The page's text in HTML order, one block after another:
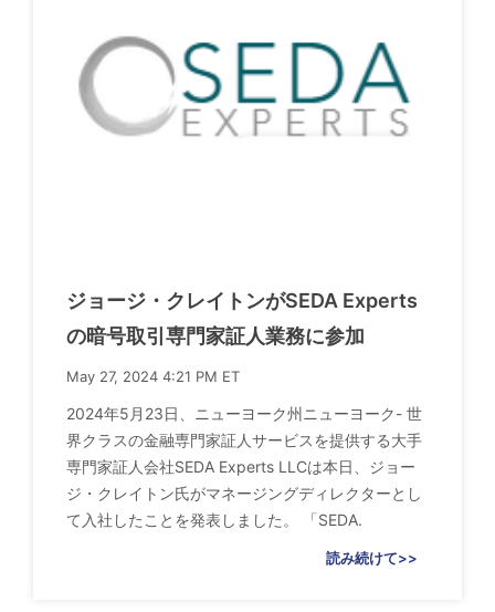
ジョージ・クレイトンがSEDA Experts
の暗号取引専門家証人業務に参加
May 27, 2024 4:21 PM ET
2024年5月23日、ニューヨーク州ニューヨーク- 世
界クラスの金融専門家証人サービスを提供する大手
専門家証人会社SEDA Experts LLCは本日、ジョー
ジ・クレイトン氏がマネージングディレクターとし
て入社したことを発表しました。 「SEDA.
読み続けて>>